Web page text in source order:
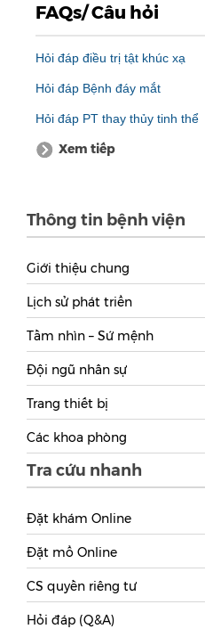
FAQs/ Câu hỏi
Hỏi đáp điều trị tật khúc xạ
Hỏi đáp Bệnh đáy mắt
Hỏi đáp PT thay thủy tinh thể
Xem tiếp
Thông tin bệnh viện
Giới thiệu chung
Lịch sử phát triển
Tầm nhìn – Sứ mệnh
Đội ngũ nhân sự
Trang thiết bị
Các khoa phòng
Tra cứu nhanh
Đặt khám Online
Đặt mổ Online
CS quyền riêng tư
Hỏi đáp (Q&A)